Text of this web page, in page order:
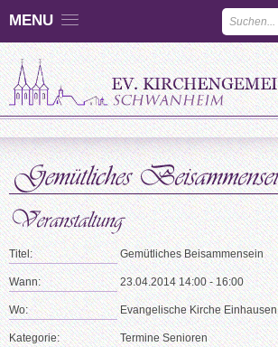
MENU
Titel: Gemütliches Beisammensein
Wann: 23.04.2014 14:00 - 16:00
Wo: Evangelische Kirche Einhausen
Kategorie: Termine Senioren